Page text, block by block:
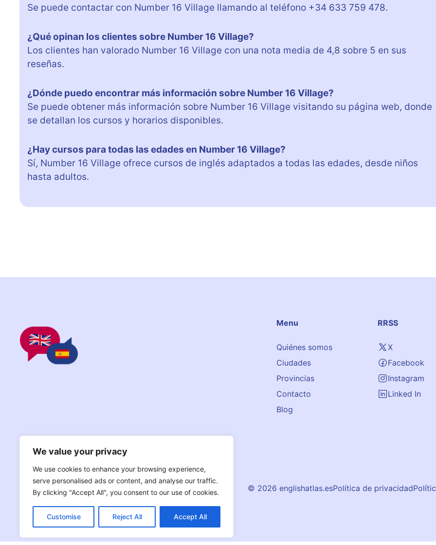
We value your privacy
We use cookies to enhance your browsing experience,
serve personalised ads or content, and analyse our traffic.
By clicking "Accept All", you consent to our use of cookies.
Customise Reject All Accept All
Se puede contactar con Number 16 Village llamando al teléfono +34 633 759 478.
¿Qué opinan los clientes sobre Number 16 Village?
Los clientes han valorado Number 16 Village con una nota media de 4,8 sobre 5 en sus
reseñas.
¿Dónde puedo encontrar más información sobre Number 16 Village?
Se puede obtener más información sobre Number 16 Village visitando su página web, donde
se detallan los cursos y horarios disponibles.
¿Hay cursos para todas las edades en Number 16 Village?
Sí, Number 16 Village ofrece cursos de inglés adaptados a todas las edades, desde niños
hasta adultos.
Menu
Quiénes somos
Ciudades
Provincias
Contacto
Blog
RRSS
X
Facebook
Instagram
Linked In
© 2026 englishatlas.esPolítica de privacidad